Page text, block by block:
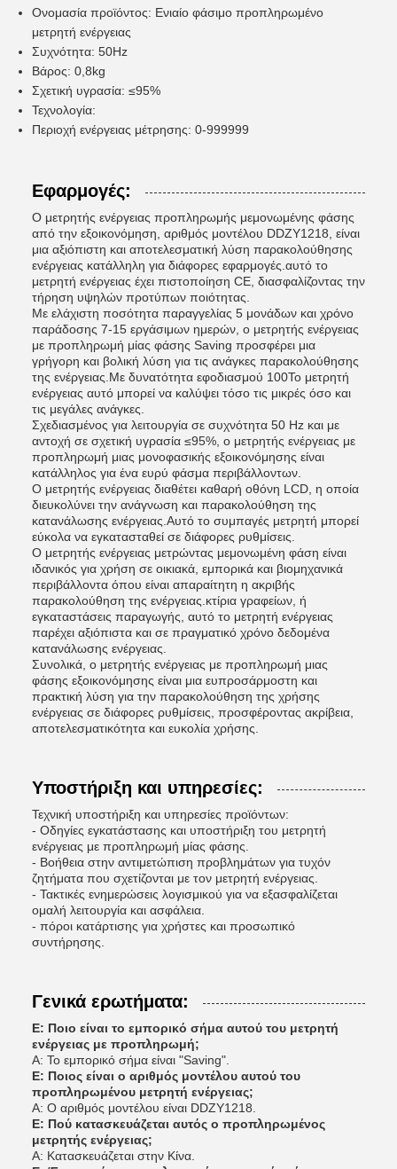
Ονομασία προϊόντος: Ενιαίο φάσιμο προπληρωμένο
μετρητή ενέργειας
Συχνότητα: 50Hz
Βάρος: 0,8kg
Σχετική υγρασία: ≤95%
Τεχνολογία:
Περιοχή ενέργειας μέτρησης: 0-999999
Εφαρμογές:
Ο μετρητής ενέργειας προπληρωμής μεμονωμένης φάσης
από την εξοικονόμηση, αριθμός μοντέλου DDZY1218, είναι
μια αξιόπιστη και αποτελεσματική λύση παρακολούθησης
ενέργειας κατάλληλη για διάφορες εφαρμογές.αυτό το
μετρητή ενέργειας έχει πιστοποίηση CE, διασφαλίζοντας την
τήρηση υψηλών προτύπων ποιότητας.
Με ελάχιστη ποσότητα παραγγελίας 5 μονάδων και χρόνο
παράδοσης 7-15 εργάσιμων ημερών, ο μετρητής ενέργειας
με προπληρωμή μίας φάσης Saving προσφέρει μια
γρήγορη και βολική λύση για τις ανάγκες παρακολούθησης
της ενέργειας.Με δυνατότητα εφοδιασμού 100Το μετρητή
ενέργειας αυτό μπορεί να καλύψει τόσο τις μικρές όσο και
τις μεγάλες ανάγκες.
Σχεδιασμένος για λειτουργία σε συχνότητα 50 Hz και με
αντοχή σε σχετική υγρασία ≤95%, ο μετρητής ενέργειας με
προπληρωμή μιας μονοφασικής εξοικονόμησης είναι
κατάλληλος για ένα ευρύ φάσμα περιβάλλοντων.
Ο μετρητής ενέργειας διαθέτει καθαρή οθόνη LCD, η οποία
διευκολύνει την ανάγνωση και παρακολούθηση της
κατανάλωσης ενέργειας.Αυτό το συμπαγές μετρητή μπορεί
εύκολα να εγκατασταθεί σε διάφορες ρυθμίσεις.
Ο μετρητής ενέργειας μετρώντας μεμονωμένη φάση είναι
ιδανικός για χρήση σε οικιακά, εμπορικά και βιομηχανικά
περιβάλλοντα όπου είναι απαραίτητη η ακριβής
παρακολούθηση της ενέργειας.κτίρια γραφείων, ή
εγκαταστάσεις παραγωγής, αυτό το μετρητή ενέργειας
παρέχει αξιόπιστα και σε πραγματικό χρόνο δεδομένα
κατανάλωσης ενέργειας.
Συνολικά, ο μετρητής ενέργειας με προπληρωμή μιας
φάσης εξοικονόμησης είναι μια ευπροσάρμοστη και
πρακτική λύση για την παρακολούθηση της χρήσης
ενέργειας σε διάφορες ρυθμίσεις, προσφέροντας ακρίβεια,
αποτελεσματικότητα και ευκολία χρήσης.
Υποστήριξη και υπηρεσίες:
Τεχνική υποστήριξη και υπηρεσίες προϊόντων:
- Οδηγίες εγκατάστασης και υποστήριξη του μετρητή
ενέργειας με προπληρωμή μίας φάσης.
- Βοήθεια στην αντιμετώπιση προβλημάτων για τυχόν
ζητήματα που σχετίζονται με τον μετρητή ενέργειας.
- Τακτικές ενημερώσεις λογισμικού για να εξασφαλίζεται
ομαλή λειτουργία και ασφάλεια.
- πόροι κατάρτισης για χρήστες και προσωπικό
συντήρησης.
Γενικά ερωτήματα:
Ε: Ποιο είναι το εμπορικό σήμα αυτού του μετρητή
ενέργειας με προπληρωμή;
Α: Το εμπορικό σήμα είναι "Saving".
Ε: Ποιος είναι ο αριθμός μοντέλου αυτού του
προπληρωμένου μετρητή ενέργειας;
Α: Ο αριθμός μοντέλου είναι DDZY1218.
Ε: Πού κατασκευάζεται αυτός ο προπληρωμένος
μετρητής ενέργειας;
Α: Κατασκευάζεται στην Κίνα.